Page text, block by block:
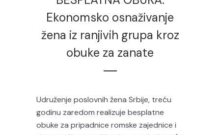
Ekonomsko osnaživanje
žena iz ranjivih grupa kroz
obuke za zanate
Udruženje poslovnih žena Srbije, treću
godinu zaredom realizuje besplatne
obuke za pripadnice romske zajednice i